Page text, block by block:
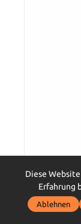
Diese
Erfahrung
Ablehnen